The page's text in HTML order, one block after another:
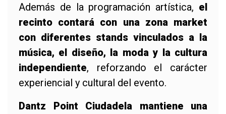
Además de la programación artística, el
recinto contará con una zona market
con diferentes stands vinculados a la
música, el diseño, la moda y la cultura
independiente, reforzando el carácter
experiencial y cultural del evento.
Dantz Point Ciudadela mantiene una